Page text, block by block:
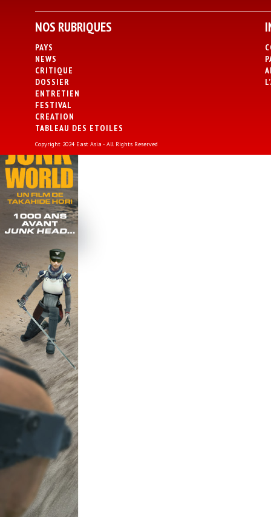
NOS RUBRIQUES
PAYS
NEWS
CRITIQUE
DOSSIER
ENTRETIEN
FESTIVAL
CREATION
TABLEAU DES ETOILES
Copyright 2024 East Asia - All Rights Reserved